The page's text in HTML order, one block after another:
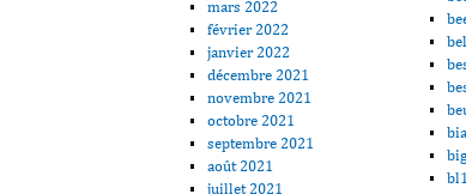
mars 2022
février 2022
janvier 2022
décembre 2021
novembre 2021
octobre 2021
septembre 2021
août 2021
juillet 2021